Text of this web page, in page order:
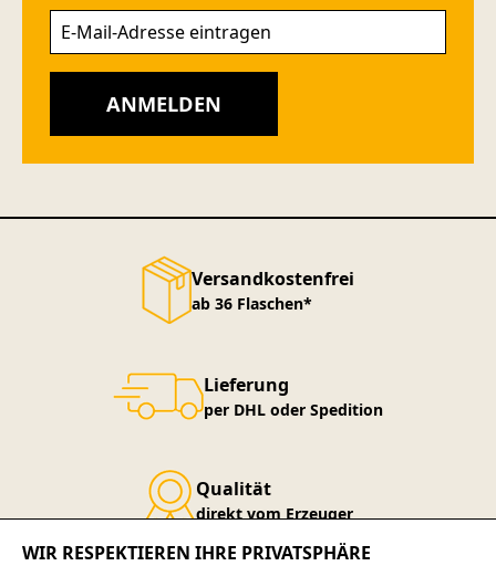
ANMELDEN
Versandkostenfrei
ab 36 Flaschen*
Lieferung
per DHL oder Spedition
Qualität
direkt vom Erzeuger
WIR RESPEKTIEREN IHRE PRIVATSPHÄRE